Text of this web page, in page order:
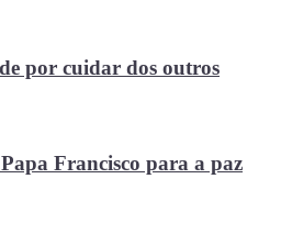
por cuidar dos outros
Francisco para a paz